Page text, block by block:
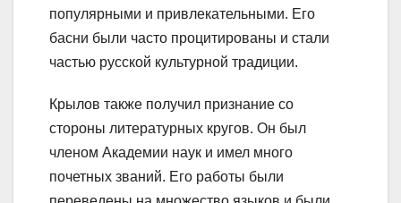
популярными и привлекательными. Его
басни были часто процитированы и стали
частью русской культурной традиции.
Крылов также получил признание со
стороны литературных кругов. Он был
членом Академии наук и имел много
почетных званий. Его работы были